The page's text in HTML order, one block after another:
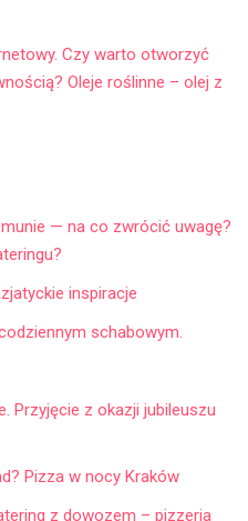
Czy warto otworzyć
Oleje roślinne – olej z
— na co zwrócić uwagę?
inspiracje
schabowym.
Przyjęcie z okazji jubileuszu
Pizza w nocy Kraków
z dowozem – pizzeria